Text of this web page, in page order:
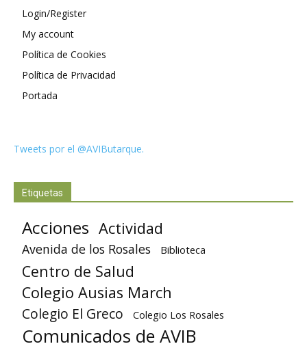
Login/Register
My account
Política de Cookies
Política de Privacidad
Portada
Tweets por el @AVIButarque.
Etiquetas
Acciones Actividad
Avenida de los Rosales Biblioteca
Centro de Salud
Colegio Ausias March
Colegio El Greco Colegio Los Rosales
Comunicados de AVIB